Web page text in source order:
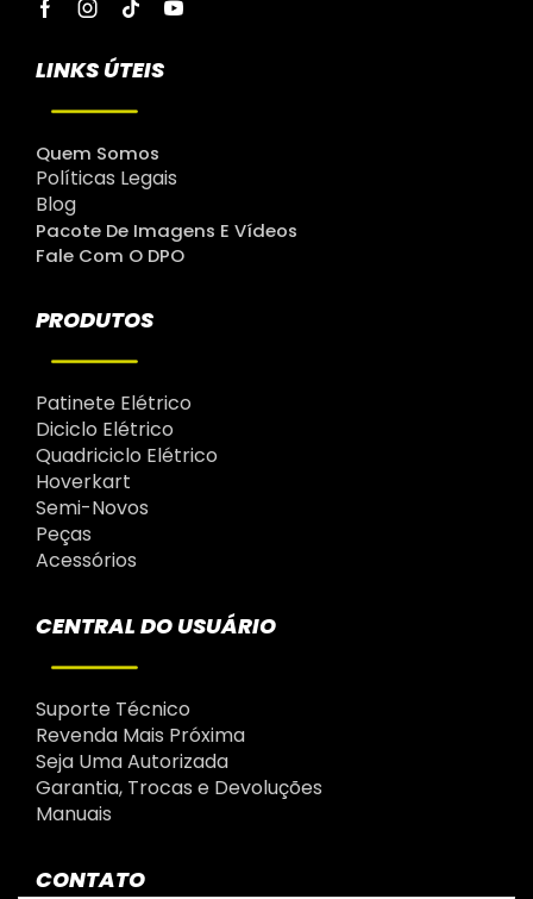
LINKS ÚTEIS
Quem Somos
Políticas Legais
Blog
Pacote De Imagens E Vídeos
Fale Com O DPO
PRODUTOS
Patinete Elétrico
Diciclo Elétrico
Quadriciclo Elétrico
Hoverkart
Semi-Novos
Peças
Acessórios
CENTRAL DO USUÁRIO
Suporte Técnico
Revenda Mais Próxima
Seja Uma Autorizada
Garantia, Trocas e Devoluções
Manuais
CONTATO